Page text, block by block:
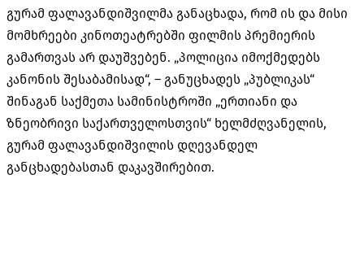
გურამ ფალავანდიშვილმა განაცხადა, რომ ის და მისი
მომხრეები კინოთეატრებში ფილმის პრემიერის
გამართვას არ დაუშვებენ. „პოლიცია იმოქმედებს
კანონის შესაბამისად“, – განუცხადეს „პუბლიკას“
შინაგან საქმეთა სამინისტროში „ერთიანი და
ზნეობრივი საქართველოსთვის“ ხელმძღვანელის,
გურამ ფალავანდიშვილის დღევანდელ
განცხადებასთან დაკავშირებით.